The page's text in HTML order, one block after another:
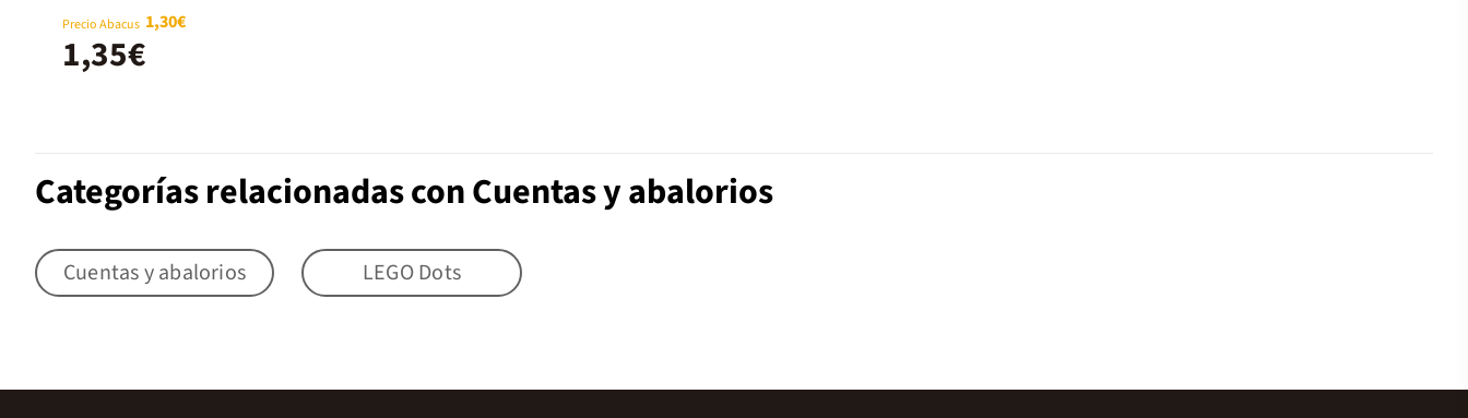
10mm 10u
Precio Abacus 1,30€
1,35€
Categorías relacionadas con Cuentas y abalorios
Cuentas y abalorios LEGO Dots